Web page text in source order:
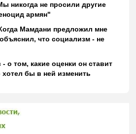
никогда не просили другие
армян"
Мамдани предложил мне
что социализм - не
о том, какие оценки он ставит
бы в ней изменить